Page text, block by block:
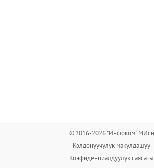
© 2016-2026 "Инфоком" МИси
Колдонуучулук макулдашуу
Конфиденциалдуулук саясаты